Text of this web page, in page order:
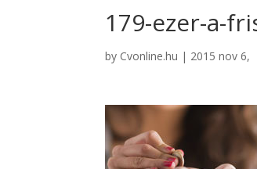
179-ezer-a-
by Cvonline.hu | 2015 nov 6,